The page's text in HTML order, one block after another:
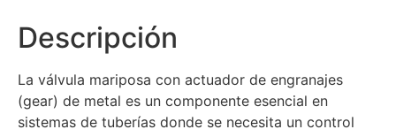
Descripción
La válvula mariposa con actuador de engranajes
(gear) de metal es un componente esencial en
sistemas de tuberías donde se necesita un control